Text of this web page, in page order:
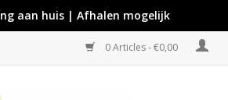
aan huis | Afhalen mogelijk
0 Articles - €0,00